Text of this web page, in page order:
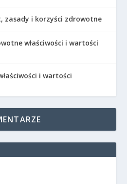
zasady i korzyści zdrowotne
właściwości i wartości
i wartości